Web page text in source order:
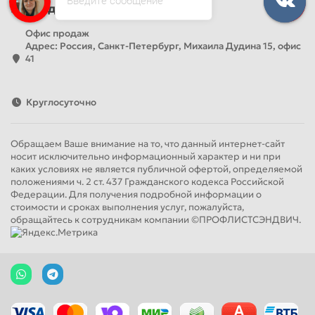
Наш адрес
Офис продаж
Адрес: Россия, Санкт-Петербург, Михаила Дудина 15, офис
41
Круглосуточно
Обращаем Ваше внимание на то, что данный интернет-сайт
носит исключительно информационный характер и ни при
каких условиях не является публичной офертой, определяемой
положениями ч. 2 ст. 437 Гражданского кодекса Российской
Федерации. Для получения подробной информации о
стоимости и сроках выполнения услуг, пожалуйста,
обращайтесь к сотрудникам компании ©ПРОФЛИСТСЭНДВИЧ.